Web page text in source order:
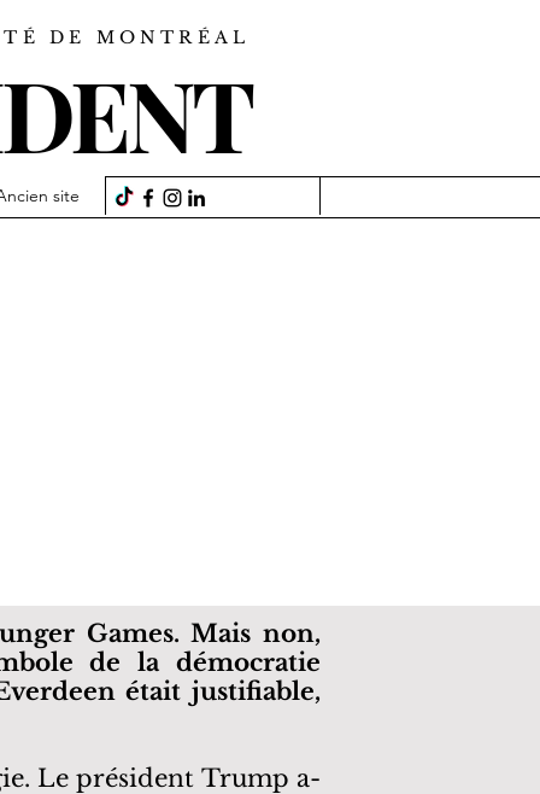
DE MONTRÉAL
site
Games. Mais non,
de la démocratie
était justifiable,
Le président Trump a-